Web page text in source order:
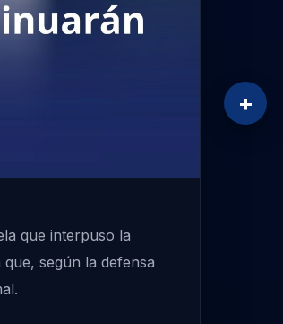
que interpuso la
según la defensa
+